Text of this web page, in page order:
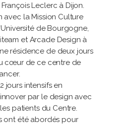
Leclerc à Dijon.
avec la Mission Culture
de Bourgogne,
et Arcade Design à
résidence de deux jours
cœur de ce centre de
jours intensifs en
par le design avec
patients du Centre.
ont été abordés pour